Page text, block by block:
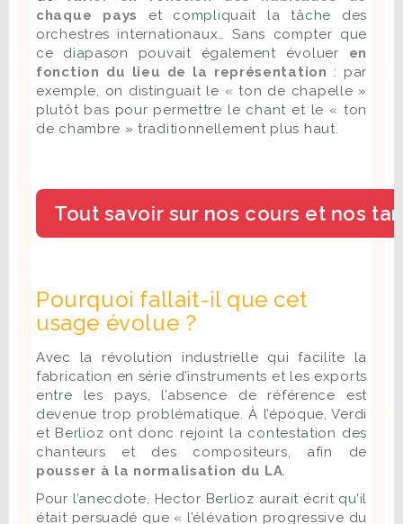
chaque pays
et compliquait la tâche des
orchestres internationaux… Sans compter que
ce diapason pouvait également évoluer en
fonction du lieu de la représentation : par
exemple, on distinguait le « ton de chapelle »
plutôt bas pour permettre le chant et le « ton
de chambre » traditionnellement plus haut.
Pourquoi fallait-il que cet
usage évolue ?
Avec la révolution industrielle qui facilite la
fabrication en série d’instruments et les exports
entre les pays, l’absence de référence est
devenue trop problématique. À l’époque, Verdi
et Berlioz ont donc rejoint la contestation des
chanteurs et des compositeurs, afin de
pousser à la normalisation du LA.
Pour l’anecdote, Hector Berlioz aurait écrit qu’il
était persuadé que « l’élévation progressive du